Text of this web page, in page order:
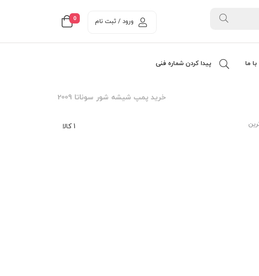
0 ورود / ثبت نام
ما پیدا کردن شماره فنی
خرید پمپ شیشه شور سوناتا 2009
1 کالا